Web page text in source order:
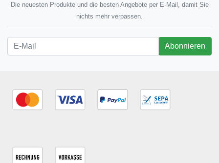
Die neuesten Produkte und die besten Angebote per E-Mail, damit Sie
nichts mehr verpassen.
Newsletter
Abonnieren